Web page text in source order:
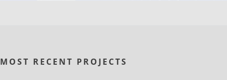
MOST RECENT PROJECTS